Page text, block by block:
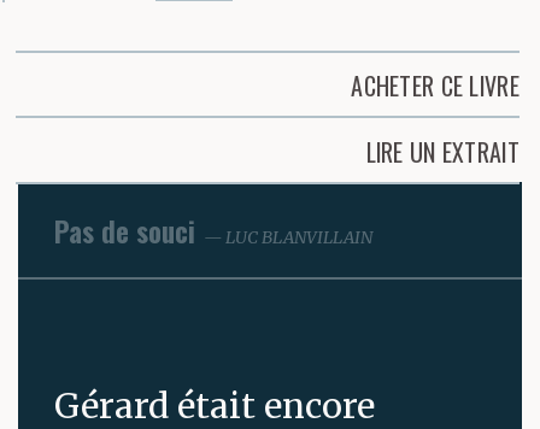
ACHETER CE LIVRE
LIRE UN EXTRAIT
Pas de souci LUC BLANVILLAIN
Gérard était encore